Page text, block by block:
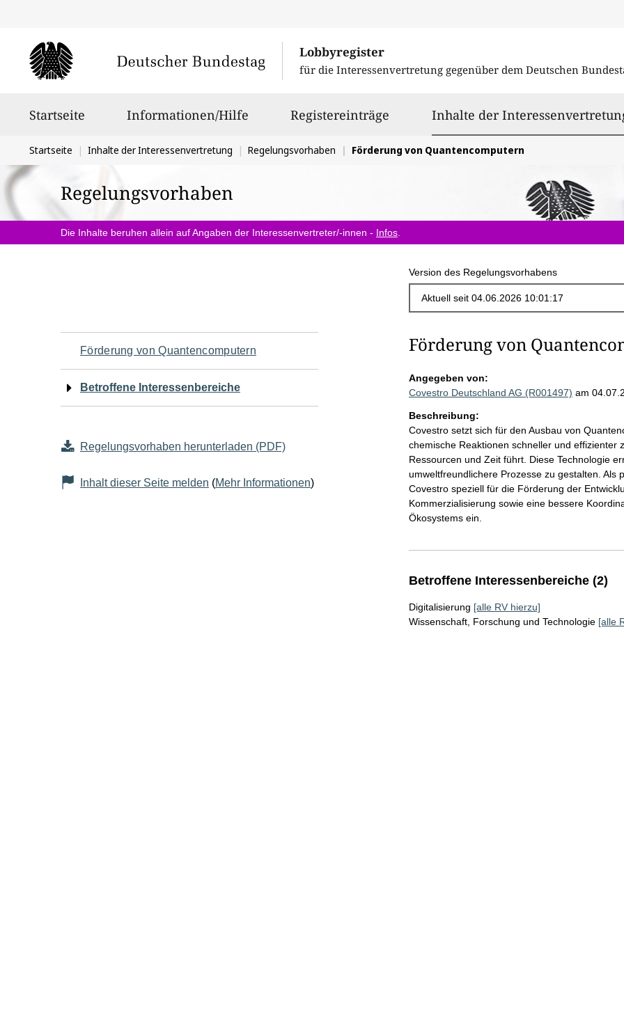
Lobbyregister
für die Interessenvertretung gegenüber dem Deutschen
Startseite Informationen/Hilfe Registereinträge Inhalte der
Sie
befinden
sich
hier:
Startseite Inhalte der Interessenvertretung Regelungsvorhaben Förderung von Quantencomputern
Regelungsvorhaben
Die Inhalte beruhen allein auf Angaben der Interessenvertreter/-innen - Infos
Version des Regelungsvorhabens
Navigation
für
Seiteninhalt
Förderung von Quantencomputern
Betroffene Interessenbereiche
Regelungsvorhaben herunterladen (PDF)
Inhalt dieser Seite melden (Mehr Informationen)
Förderung von
Angegeben von:
Covestro Deutschland AG (R001497) am
Beschreibung:
Covestro setzt sich für den Ausbau von
chemische Reaktionen schneller und effizienter
Ressourcen und Zeit führt. Diese Technologie
umweltfreundlichere Prozesse zu gestalten. Als
Covestro speziell für die Förderung der
Kommerzialisierung sowie eine bessere
Ökosystems ein.
Betroffene Interessenbereiche (2)
Digitalisierung [alle RV hierzu]
Wissenschaft, Forschung und Technologie [alle